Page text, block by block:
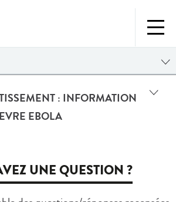
: INFORMATION
EBOLA
UNE QUESTION ?